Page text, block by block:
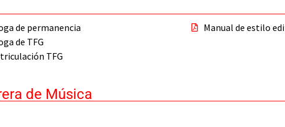
de permanencia
de TFG
TFG
Manual de estilo
de Música